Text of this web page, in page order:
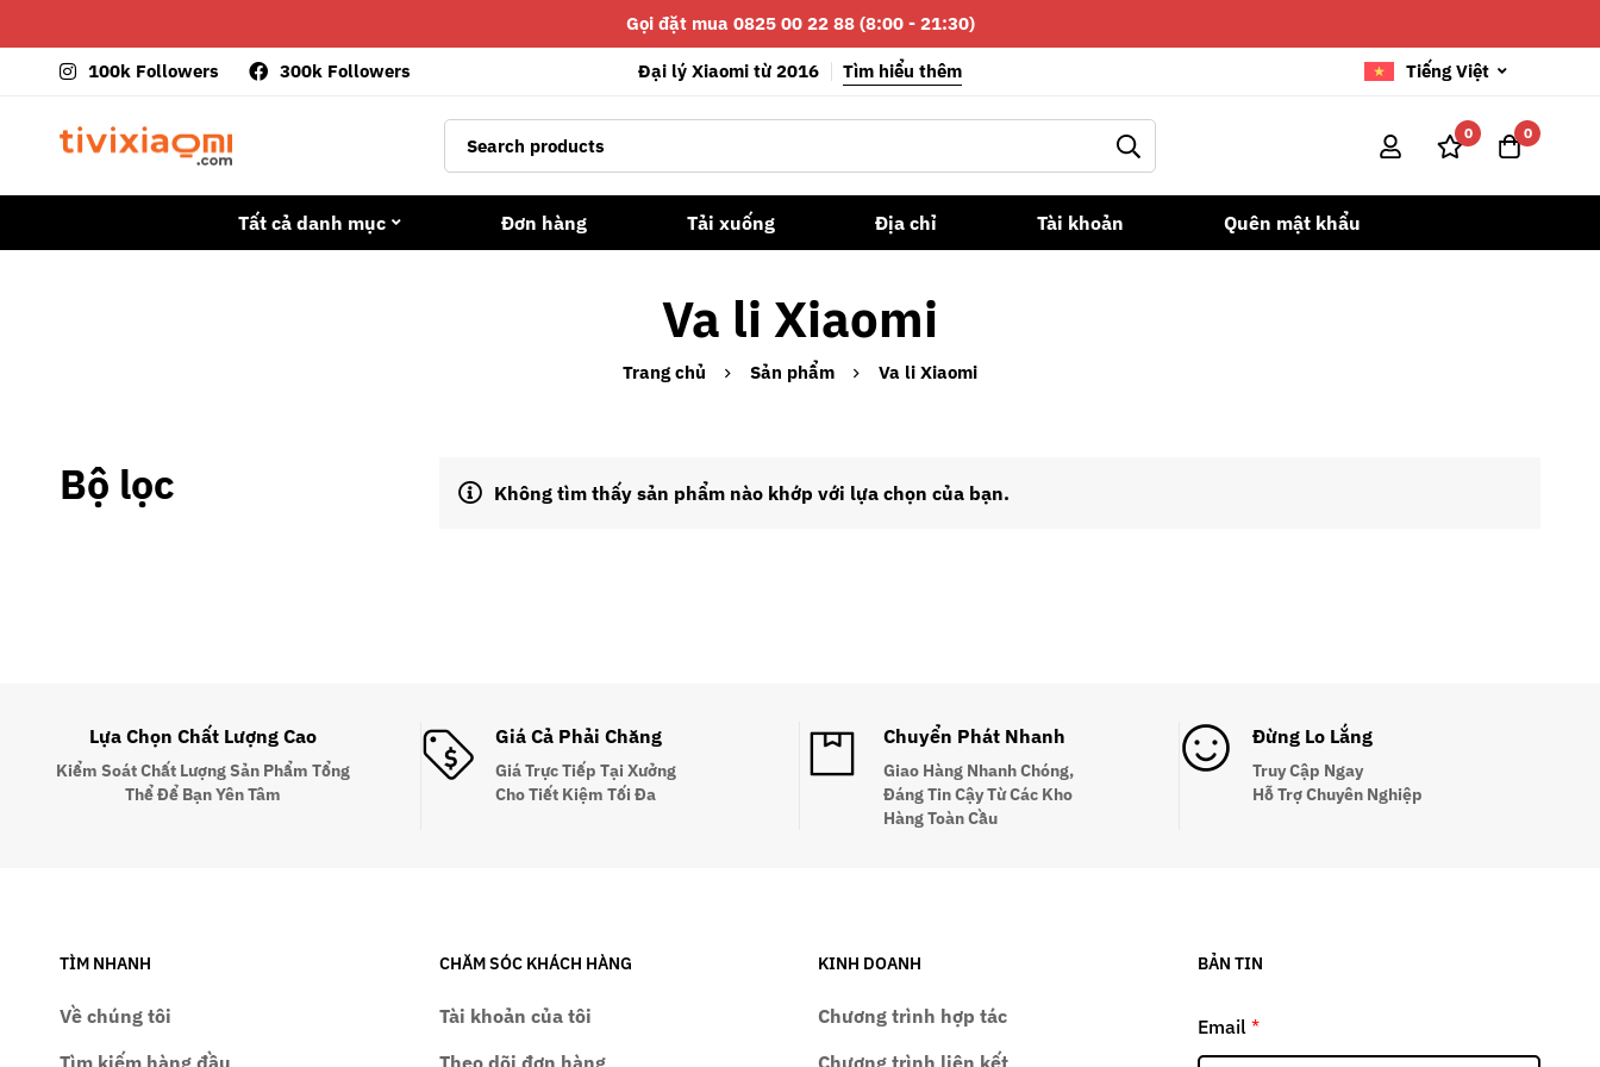
Gọi đặt mua 0825 00 22 88 (8:00 - 21:30)
100k Followers 300k Followers Đại lý Xiaomi từ 2016 Tìm hiểu thêm Tiếng Việt
0 0
Tất cả danh mục Đơn hàng Tải xuống Địa chỉ Tài khoản Quên mật khẩu
Va li Xiaomi
Trang chủ Sản phẩm Va li Xiaomi
Bộ lọc Không tìm thấy sản phẩm nào khớp với lựa chọn của bạn.
Lựa Chọn Chất Lượng Cao
Kiểm Soát Chất Lượng Sản Phẩm Tổng
Thể Để Bạn Yên Tâm
Giá Cả Phải Chăng
Giá Trực Tiếp Tại Xưởng
Cho Tiết Kiệm Tối Đa
Chuyển Phát Nhanh
Giao Hàng Nhanh Chóng,
Đáng Tin Cậy Từ Các Kho
Hàng Toàn Cầu
Đừng Lo Lắng
Truy Cập Ngay
Hỗ Trợ Chuyên Nghiệp
TÌM NHANH
Về chúng tôi
Tìm kiếm hàng đầu
CHĂM SÓC KHÁCH HÀNG
Tài khoản của tôi
Theo dõi đơn hàng
KINH DOANH
Chương trình hợp tác
Chương trình liên kết
BẢN TIN
Email *